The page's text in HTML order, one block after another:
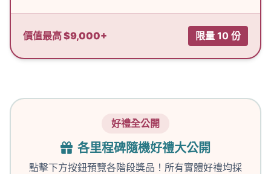
價值最高 $9,000+ 限量 10 份
好禮全公開
各里程碑隨機好禮大公開
點擊下方按鈕預覽各階段獎品！所有實體好禮均採